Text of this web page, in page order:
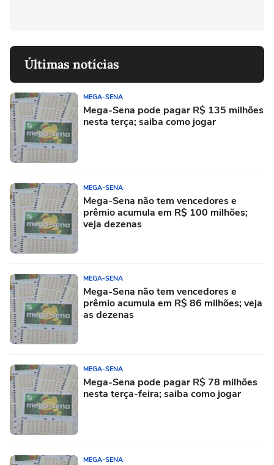
Últimas notícias
MEGA-SENA
Mega-Sena pode pagar R$ 135 milhões
nesta terça; saiba como jogar
MEGA-SENA
Mega-Sena não tem vencedores e
prêmio acumula em R$ 100 milhões;
veja dezenas
MEGA-SENA
Mega-Sena não tem vencedores e
prêmio acumula em R$ 86 milhões; veja
as dezenas
MEGA-SENA
Mega-Sena pode pagar R$ 78 milhões
nesta terça-feira; saiba como jogar
MEGA-SENA